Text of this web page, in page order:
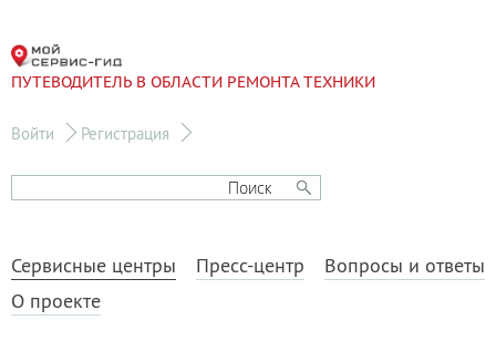
ПУТЕВОДИТЕЛЬ В ОБЛАСТИ РЕМОНТА ТЕХНИКИ
Войти Регистрация
Сервисные центры Пресс-центр
Вопросы и ответы
О проекте